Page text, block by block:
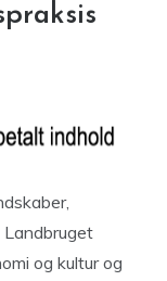
Landbruget
og kultur og